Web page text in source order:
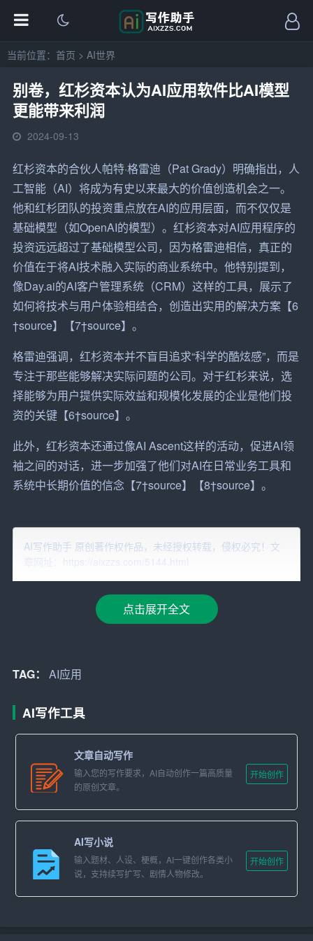
当前位置： 首页 > AI世界
别卷，红杉资本认为AI应用软件比AI模型
更能带来利润
2024-09-13
红杉资本的合伙人帕特·格雷迪（Pat Grady）明确指出，人
工智能（AI）将成为有史以来最大的价值创造机会之一。
他和红杉团队的投资重点放在AI的应用层面，而不仅仅是
基础模型（如OpenAI的模型）。红杉资本对AI应用程序的
投资远远超过了基础模型公司，因为格雷迪相信，真正的
价值在于将AI技术融入实际的商业系统中。他特别提到，
像Day.ai的AI客户管理系统（CRM）这样的工具，展示了
如何将技术与用户体验相结合，创造出实用的解决方案【6
†source】【7†source】。
格雷迪强调，红杉资本并不盲目追求“科学的酷炫感”，而是
专注于那些能够解决实际问题的公司。对于红杉来说，选
择能够为用户提供实际效益和规模化发展的企业是他们投
资的关键【6†source】。
此外，红杉资本还通过像AI Ascent这样的活动，促进AI领
袖之间的对话，进一步加强了他们对AI在日常业务工具和
系统中长期价值的信念【7†source】【8†source】。
AI写作助手 原创著作权作品，未经授权转载，侵权必究！文
章网址：https://aixzzs.com/5144.html
点击展开全文
TAG： AI应用
AI写作工具
文章自动写作
输入您的写作要求，AI自动创作一篇高质量
的原创文章。
开始创作
AI写小说
输入题材、人设、梗概，AI一键创作各类小
说，支持续写扩写、剧情人物修改。
开始创作